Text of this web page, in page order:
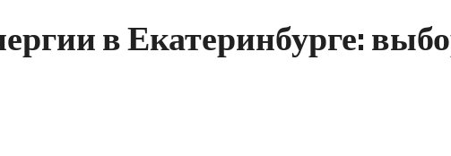
в Екатеринбурге: